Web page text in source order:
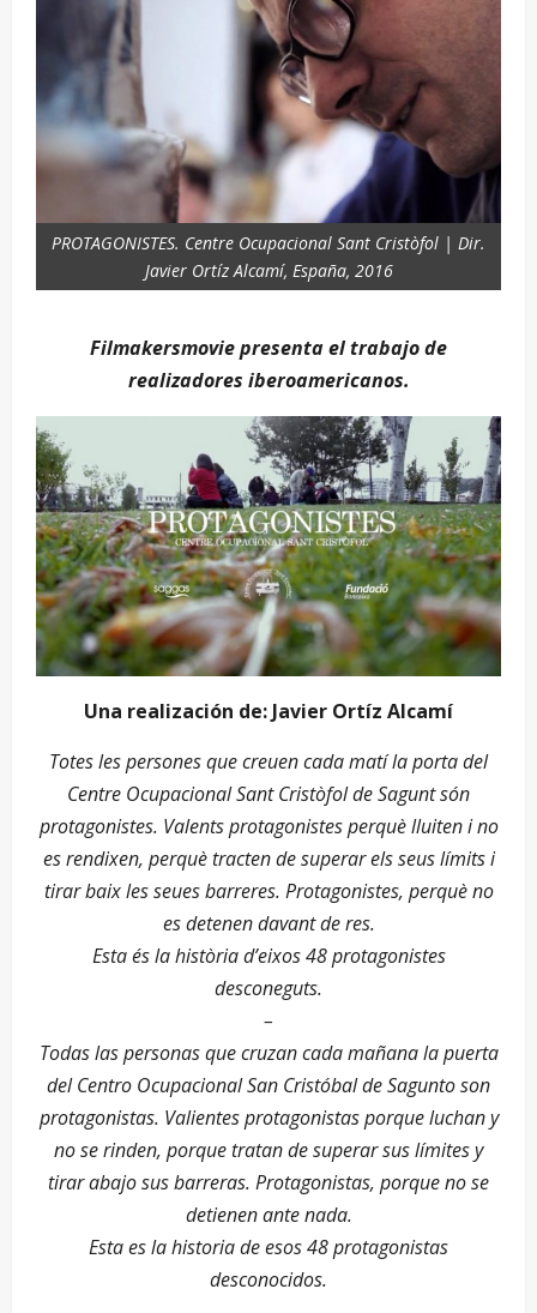
PROTAGONISTES. Centre Ocupacional Sant Cristòfol | Dir.
Javier Ortíz Alcamí, España, 2016
Filmakersmovie presenta el trabajo de
realizadores iberoamericanos.
Una realización de: Javier Ortíz Alcamí
Totes les persones que creuen cada matí la porta del
Centre Ocupacional Sant Cristòfol de Sagunt són
protagonistes. Valents protagonistes perquè lluiten i no
es rendixen, perquè tracten de superar els seus límits i
tirar baix les seues barreres. Protagonistes, perquè no
es detenen davant de res.
Esta és la història d’eixos 48 protagonistes
desconeguts.
–
Todas las personas que cruzan cada mañana la puerta
del Centro Ocupacional San Cristóbal de Sagunto son
protagonistas. Valientes protagonistas porque luchan y
no se rinden, porque tratan de superar sus límites y
tirar abajo sus barreras. Protagonistas, porque no se
detienen ante nada.
Esta es la historia de esos 48 protagonistas
desconocidos.